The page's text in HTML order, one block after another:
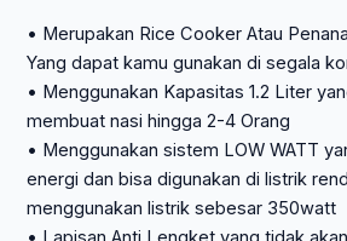
• Merupakan Rice Cooker Atau
Yang dapat kamu gunakan di segala
• Menggunakan Kapasitas 1.2 Liter
membuat nasi hingga 2-4 Orang
• Menggunakan sistem LOW WATT
energi dan bisa digunakan di listrik
menggunakan listrik sebesar 350watt